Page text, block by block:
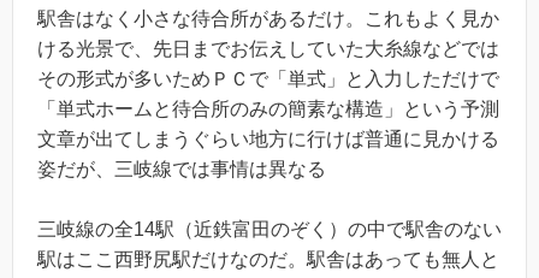
駅舎はなく小さな待合所があるだけ。これもよく見か
ける光景で、先日までお伝えしていた大糸線などでは
その形式が多いためＰＣで「単式」と入力しただけで
「単式ホームと待合所のみの簡素な構造」という予測
文章が出てしまうぐらい地方に行けば普通に見かける
姿だが、三岐線では事情は異なる
三岐線の全14駅（近鉄富田のぞく）の中で駅舎のない
駅はここ西野尻駅だけなのだ。駅舎はあっても無人と